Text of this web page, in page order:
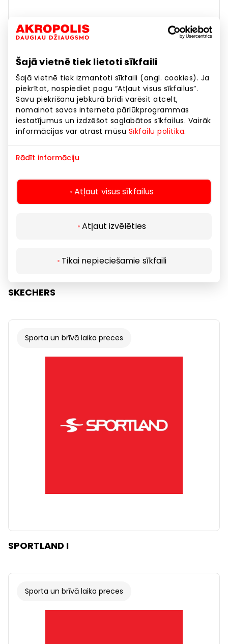
Šajā vietnē tiek lietoti sīkfaili
Šajā vietnē tiek izmantoti sīkfaili (angl. cookies). Ja
piekrītat, nospiediet pogu “Atļaut visus sīkfailus”.
Savu piekrišanu jebkurā brīdī varēsit atcelt,
nomainot savas interneta pārlūkprogrammas
iestatījumus un izdzēšot saglabātos sīkfailus. Vairāk
informācijas var atrast mūsu Sīkfailu politika.
Rādīt informāciju
Atļaut visus sīkfailus
Atļaut izvēlēties
Tikai nepieciešamie sīkfaili
PEPCO
Apavi un galantērija
SKECHERS
Sporta un brīvā laika preces
SPORTLAND I
Sporta un brīvā laika preces